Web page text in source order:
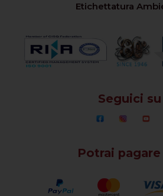
Etichettatura
Seguici su
Potrai